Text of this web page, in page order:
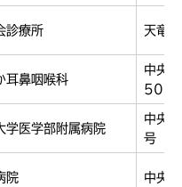
診療所 天竜
耳鼻咽喉科
中央
503
学医学部附属病院
中央
号
院 中央